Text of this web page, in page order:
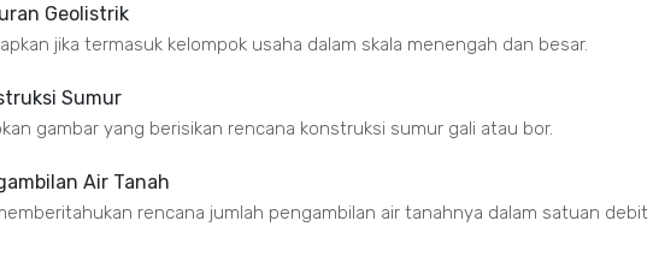
Geolistrik
jika termasuk kelompok usaha dalam skala menengah dan besar.
Sumur
gambar yang berisikan rencana konstruksi sumur gali atau bor.
Air Tanah
rencana jumlah pengambilan air tanahnya dalam satuan debit